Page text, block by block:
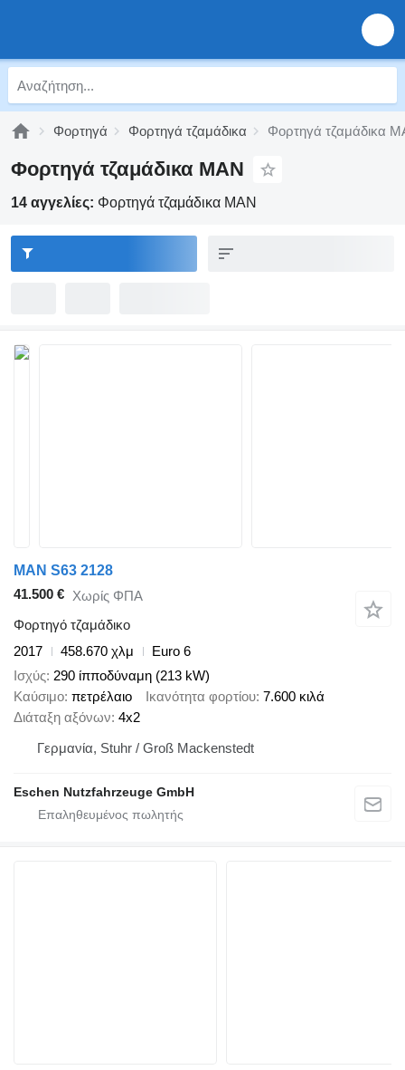
Φορτηγά Φορτηγά τζαμάδικα Φορτηγά τζαμάδικα
Φορτηγά τζαμάδικα MAN
14 αγγελίες: Φορτηγά τζαμάδικα MAN
MAN S63 2128
41.500 € Χωρίς ΦΠΑ
Φορτηγό τζαμάδικο
2017
458.670 χλμ
Euro 6
Ισχύς 290 ίπποδύναμη (213 kW)
Καύσιμο πετρέλαιο Ικανότητα φορτίου 7.600 κιλά
Διάταξη αξόνων 4x2
Γερμανία, Stuhr / Groß Mackenstedt
Eschen Nutzfahrzeuge GmbH